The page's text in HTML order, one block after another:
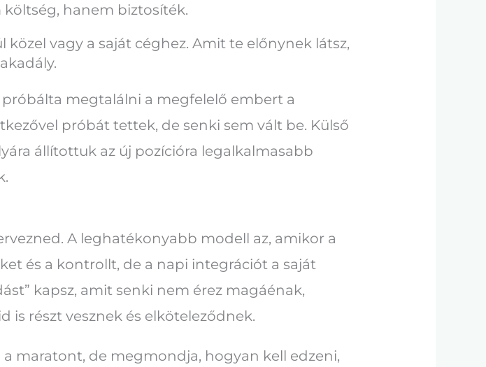
hanem biztosíték.
közel vagy a saját céghez. Amit te előnynek látsz,
megtalálni a megfelelő embert a
próbát tettek, de senki sem vált be. Külső
állítottuk az új pozícióra legalkalmasabb
A leghatékonyabb modell az, amikor a
és a kontrollt, de a napi integrációt a saját
kapsz, amit senki nem érez magáénak,
is részt vesznek és elköteleződnek.
maratont, de megmondja, hogyan kell edzeni,